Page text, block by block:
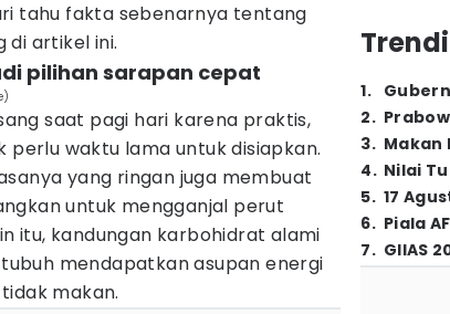
tahu fakta sebenarnya tentang
di artikel ini.
pilihan sarapan cepat
saat pagi hari karena praktis,
perlu waktu lama untuk disiapkan.
yang ringan juga membuat
untuk mengganjal perut
itu, kandungan karbohidrat alami
mendapatkan asupan energi
makan.
1.
2.
3. Makan
4. Nilai
5. 17
6. Piala
7. GIIAS